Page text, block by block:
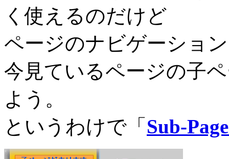
く使えるのだけど
ページのナビゲーショ
今見ているページの子
よう。
というわけで「 Sub-